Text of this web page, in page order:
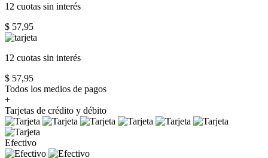
12 cuotas sin interés
$ 57,95
12 cuotas sin interés
$ 57,95
Todos los medios de pagos
+
Tarjetas de crédito y débito
Efectivo